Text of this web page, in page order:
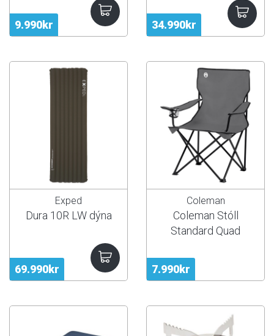
9.990kr 34.990kr
69.990kr
Exped
Dura 10R LW dýna
7.990kr
Coleman
Coleman Stóll
Standard Quad